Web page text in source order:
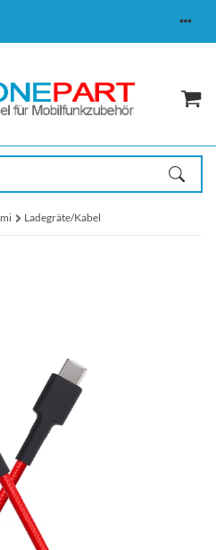
Ladegräte/Kabel